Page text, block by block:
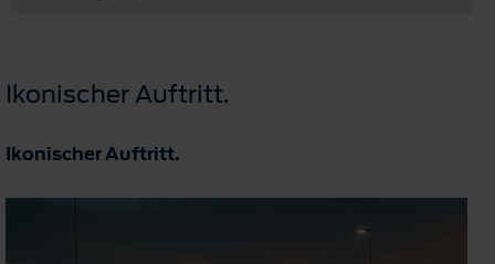
Ikonischer Auftritt.
Ikonischer Auftritt.